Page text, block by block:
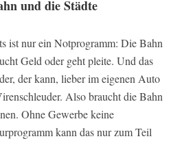
und die Städte
ist nur ein Notprogramm: Die Bahn
Geld oder geht pleite. Und das
der kann, lieber im eigenen Auto
Also braucht die Bahn
Ohne Gewerbe keine
kann das nur zum Teil